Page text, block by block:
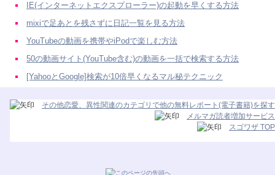
IE(インターネットエクスプローラー)の起動を早くする方法
mixiで足あとを残さずに日記一覧を見る方法
YouTubeの動画を携帯やiPodで楽しむ方法
50の動画サイト(YouTube含む)の動画を一括で検索する方法
[YahooとGoogle]検索が10倍早くなるマル秘テクニック
その他恋愛、異性関連のカテゴリで他の無料レポート(電子書籍)を探す
メルマガ読者増加サービス
スゴワザ TOP